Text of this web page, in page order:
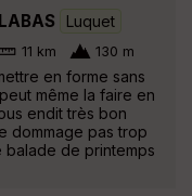
Luquet
11 km 130 m
en forme sans
même la faire en
endit très bon
dommage pas trop
balade de printemps